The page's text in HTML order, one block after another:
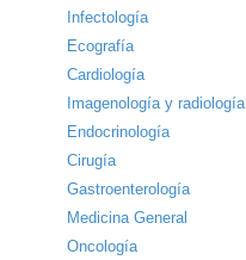
Infectología
Ecografía
Cardiología
Imagenología y radiología
Endocrinología
Cirugía
Gastroenterología
Medicina General
Oncología